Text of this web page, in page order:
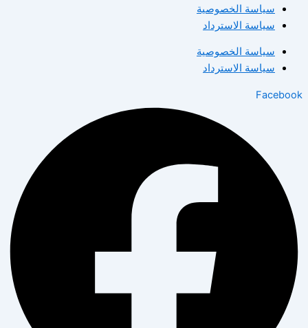
سياسة الخصوصية
سياسة الاسترداد
سياسة الخصوصية
سياسة الاسترداد
Facebook